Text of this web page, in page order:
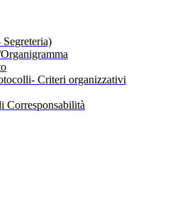
Criteri organizzativi
Corresponsabilità